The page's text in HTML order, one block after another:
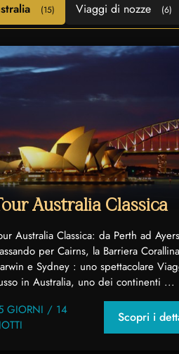
(15) Viaggi di nozze (6)
Australia Classica
Australia Classica: da Perth ad
per Cairns, la Barriera
e Sydney : uno spettacolare
in Australia, uno dei continenti ...
GIORNI / 14
Scopri i